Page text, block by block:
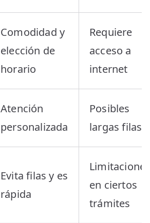
Comodidad y
elección de
horario
Requiere
acceso a
internet
Atención
personalizada
Posibles
largas filas
Evita filas y es
rápida
en ciertos
trámites